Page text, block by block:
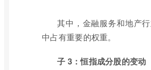
其中，金融服务和地产
中占有重要的权重。
子 3：恒指成分股的变动